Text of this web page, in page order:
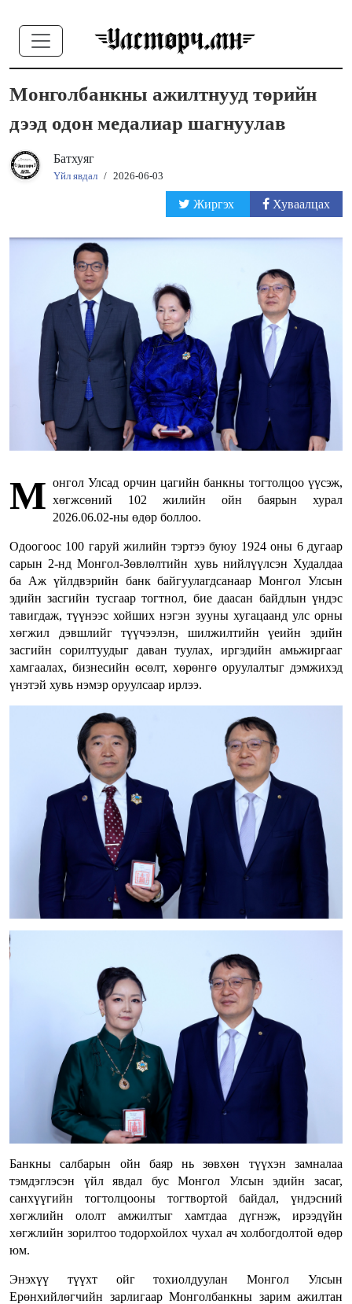
Монголбанкны ажилтнууд төрийн
дээд одон медалиар шагнуулав
Батхуяг
Үйл явдал / 2026-06-03
Жиргэх Хуваалцах
М онгол Улсад орчин цагийн банкны тогтолцоо үүсэж,
хөгжсөний 102 жилийн ойн баярын хурал
2026.06.02-ны өдөр боллоо.
Одоогоос 100 гаруй жилийн тэртээ буюу 1924 оны 6 дугаар
сарын 2-нд Монгол-Зөвлөлтийн хувь нийлүүлсэн Худалдаа
ба Аж үйлдвэрийн банк байгуулагдсанаар Монгол Улсын
эдийн засгийн тусгаар тогтнол, бие даасан байдлын үндэс
тавигдаж, түүнээс хойших нэгэн зууны хугацаанд улс орны
хөгжил дэвшлийг түүчээлэн, шилжилтийн үеийн эдийн
засгийн сорилтуудыг даван туулах, иргэдийн амьжиргааг
хамгаалах, бизнесийн өсөлт, хөрөнгө оруулалтыг дэмжихэд
үнэтэй хувь нэмэр оруулсаар ирлээ.
Банкны салбарын ойн баяр нь зөвхөн түүхэн замналаа
тэмдэглэсэн үйл явдал бус Монгол Улсын эдийн засаг,
санхүүгийн тогтолцооны тогтвортой байдал, үндэсний
хөгжлийн ололт амжилтыг хамтдаа дүгнэж, ирээдүйн
хөгжлийн зорилтоо тодорхойлох чухал ач холбогдолтой өдөр
юм.
Энэхүү түүхт ойг тохиолдуулан Монгол Улсын
Ерөнхийлөгчийн зарлигаар Монголбанкны зарим ажилтан